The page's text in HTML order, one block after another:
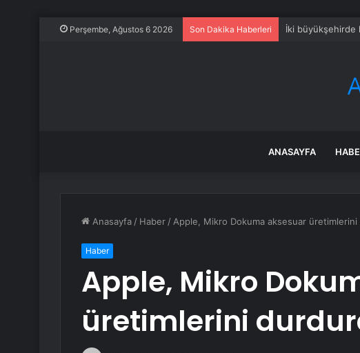
Perşembe, Ağustos 6 2026 Son Dakika Haberleri İki büyükşehirde
ANASAYFA
Anasayfa / Haber / Apple, Mikro Dokuma aksesuar
Haber
Apple, Mikro
üretimlerini